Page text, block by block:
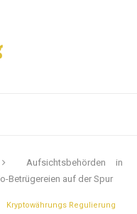
Aufsichtsbehörden in
Betrügereien auf der Spur
Kryptowährungs Regulierung